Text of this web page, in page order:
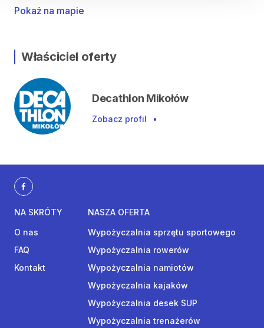
Pokaż na mapie
Właściciel oferty
Decathlon Mikołów
Zobacz profil •
NA SKRÓTY
O nas
FAQ
Kontakt
NASZA OFERTA
Wypożyczalnia sprzętu sportowego
Wypożyczalnia rowerów
Wypożyczalnia namiotów
Wypożyczalnia kajaków
Wypożyczalnia desek SUP
Wypożyczalnia trenażerów